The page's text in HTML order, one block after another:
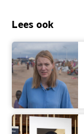
Lees ook